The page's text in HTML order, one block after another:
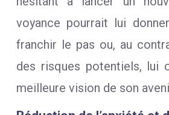
voyance pourrait lui
franchir le pas ou, au
des risques potentiels, lui
meilleure vision de son